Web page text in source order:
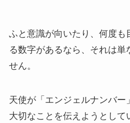
ふと意識が向いたり、何度も
る数字があるなら、それは単
せん。
天使が「エンジェルナンバー
大切なことを伝えようとして